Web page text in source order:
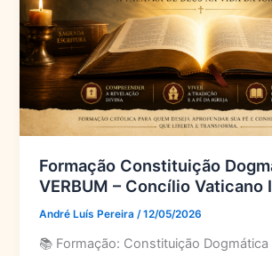
Formação Constituição
VERBUM – Concílio Vaticano
André Luís Pereira/12/05/2026
📚 Formação: Constituição Dogmática